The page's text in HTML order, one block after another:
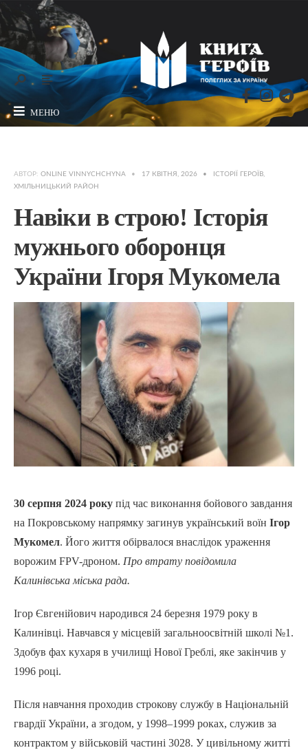
МЕНЮ
АВТОР: ONLINE VINNYCHCHYNA • 17 КВІТНЯ, 2026 • ІСТОРІЇ ГЕРОЇВ,
ХМІЛЬНИЦЬКИЙ РАЙОН
Навіки в строю! Історія
мужнього оборонця
України Ігоря Мукомела
30 серпня 2024 року під час виконання бойового завдання
на Покровському напрямку загинув український воїн Ігор
Мукомел. Його життя обірвалося внаслідок ураження
ворожим FPV-дроном. Про втрату повідомила
Калинівська міська рада.
Ігор Євгенійович народився 24 березня 1979 року в
Калинівці. Навчався у місцевій загальноосвітній школі №1.
Здобув фах кухаря в училищі Нової Греблі, яке закінчив у
1996 році.
Після навчання проходив строкову службу в Національній
гвардії України, а згодом, у 1998–1999 роках, служив за
контрактом у військовій частині 3028. У цивільному житті